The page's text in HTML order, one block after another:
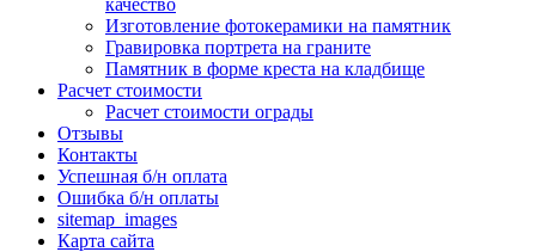
качество
Изготовление фотокерамики на памятник
Гравировка портрета на граните
Памятник в форме креста на кладбище
Расчет стоимости
Расчет стоимости ограды
Отзывы
Контакты
Успешная б/н оплата
Ошибка б/н оплаты
sitemap_images
Карта сайта